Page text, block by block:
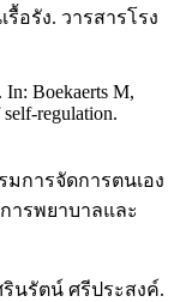
อรัง. วารสารโรง
In: Boekaerts M,
regulation.
การจัดการตนเอง
ารพยาบาลและ
นรัตน์ ศรีประสงค์.